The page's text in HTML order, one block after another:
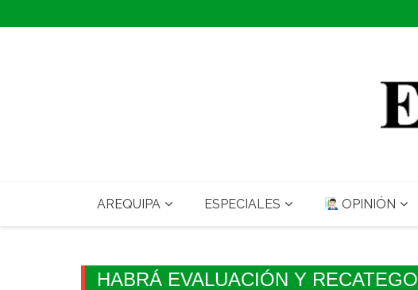
to
AREQUIPA ESPECIALES OPINIÓN
HABRÁ EVALUACIÓN Y